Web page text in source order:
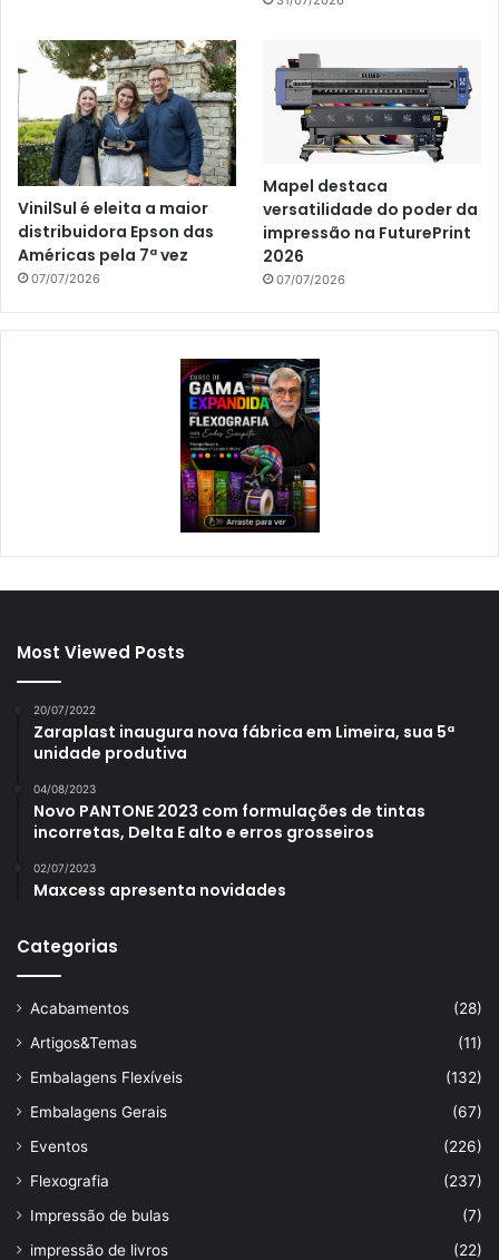
VinilSul é eleita a maior
distribuidora Epson das
Américas pela 7ª vez
07/07/2026
Mapel destaca
versatilidade do poder da
impressão na FuturePrint
2026
07/07/2026
Most Viewed Posts
20/07/2022
Zaraplast inaugura nova fábrica em Limeira, sua 5ª
unidade produtiva
04/08/2023
Novo PANTONE 2023 com formulações de tintas
incorretas, Delta E alto e erros grosseiros
02/07/2023
Maxcess apresenta novidades
Categorias
Acabamentos
(28)
Artigos&Temas
(11)
Embalagens Flexíveis
(132)
Embalagens Gerais
(67)
Eventos
(226)
Flexografia
(237)
Impressão de bulas
(7)
impressão de livros
(22)